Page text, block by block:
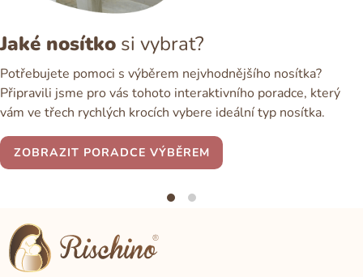
Jaké nosítko si vybrat?
Potřebujete pomoci s výběrem nejvhodnějšího nosítka?
Připravili jsme pro vás tohoto interaktivního poradce, který
vám ve třech rychlých krocích vybere ideální typ nosítka.
ZOBRAZIT PORADCE VÝBĚREM